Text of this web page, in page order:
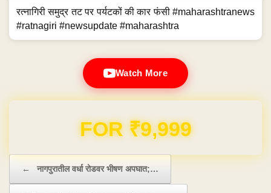
रत्नागिरी समुद्र तट पर पर्यटकों की कार फंसी #maharashtranews
#ratnagiri #newsupdate #maharashtra
Watch More
Domain & Hosting FREE for 1 Year
← नागपुरातील वर्धा रोडवर भीषण अपघात;…